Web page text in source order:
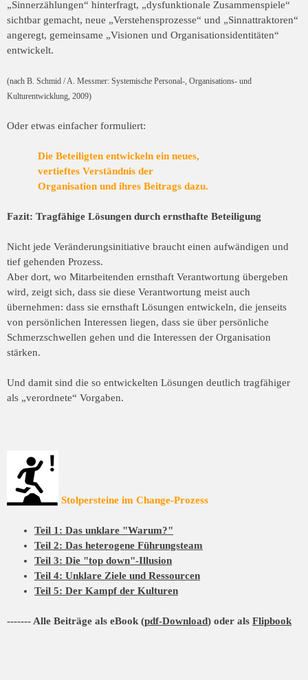
„Sinnerzählungen“ hinterfragt, „dysfunktionale Zusammenspiele“
sichtbar gemacht, neue „Verstehensprozesse“ und „Sinnattraktoren“
angeregt, gemeinsame „Visionen und Organisationsidentitäten“
entwickelt.
(nach B. Schmid / A. Messmer: Systemische Personal-, Organisations- und
Kulturentwicklung, 2009)
Oder etwas einfacher formuliert:
Die Beteiligten entwickeln ein neues,
vertieftes Verständnis der
Organisation und ihres Beitrags dazu.
Fazit: Tragfähige Lösungen durch ernsthafte Beteiligung
Nicht jede Veränderungsinitiative braucht einen aufwändigen und
tief gehenden Prozess.
Aber dort, wo Mitarbeitenden ernsthaft Verantwortung übergeben
wird, zeigt sich, dass sie diese Verantwortung meist auch
übernehmen: dass sie ernsthaft Lösungen entwickeln, die jenseits
von persönlichen Interessen liegen, dass sie über persönliche
Schmerzschwellen gehen und die Interessen der Organisation
stärken.
Und damit sind die so entwickelten Lösungen deutlich tragfähiger
als „verordnete“ Vorgaben.
Stolpersteine im Change-Prozess
Teil 1: Das unklare "Warum?"
Teil 2: Das heterogene Führungsteam
Teil 3: Die "top down"-Illusion
Teil 4: Unklare Ziele und Ressourcen
Teil 5: Der Kampf der Kulturen
------- Alle Beiträge als eBook (pdf-Download) oder als Flipbook